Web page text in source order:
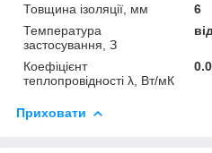
Товщина ізоляції, мм
6
Температура
застосування, З
Коефіцієнт
теплопровідності λ, Вт/мК
Приховати